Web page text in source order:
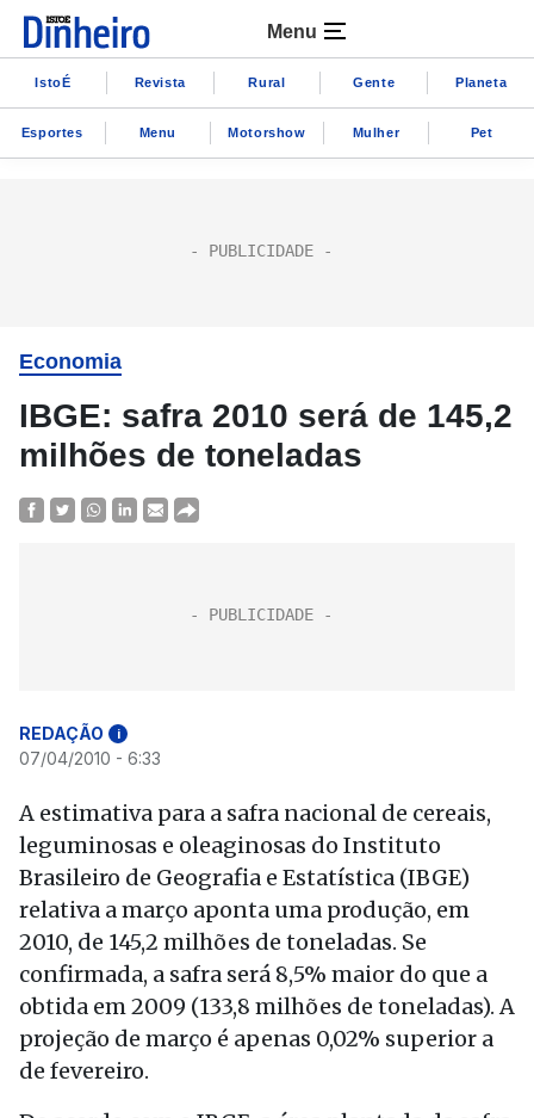
Menu
IstoÉ Revista Rural Gente Planeta
Esportes Menu Motorshow Mulher Pet
Economia
IBGE: safra 2010 será de 145,2
milhões de toneladas
REDAÇÃO i
07/04/2010 - 6:33
A estimativa para a safra nacional de cereais,
leguminosas e oleaginosas do Instituto
Brasileiro de Geografia e Estatística (IBGE)
relativa a março aponta uma produção, em
2010, de 145,2 milhões de toneladas. Se
confirmada, a safra será 8,5% maior do que a
obtida em 2009 (133,8 milhões de toneladas). A
projeção de março é apenas 0,02% superior a
de fevereiro.